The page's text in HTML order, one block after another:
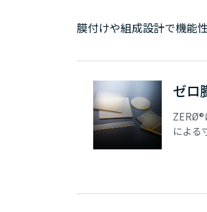
膜付けや組成設計で機能
ゼロ
ZERØ®
による